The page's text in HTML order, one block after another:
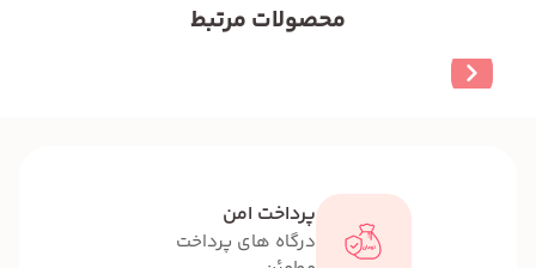
محصولات مرتبط
پرداخت امن
درگاه های پرداخت